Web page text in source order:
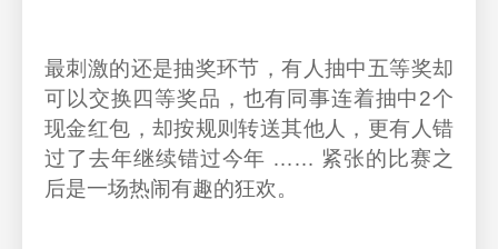
最刺激的还是抽奖环节，有人抽中五等奖却
可以交换四等奖品，也有同事连着抽中2个
现金红包，却按规则转送其他人，更有人错
过了去年继续错过今年 …… 紧张的比赛之
后是一场热闹有趣的狂欢。